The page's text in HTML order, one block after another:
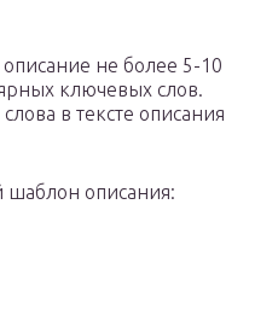
не более 5-10
ключевых слов.
в тексте описания
шаблон описания: